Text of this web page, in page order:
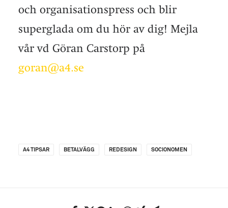
och organisationspress och blir
superglada om du hör av dig! Mejla
vår vd Göran Carstorp på
goran@a4.se
A4 TIPSAR BETALVÄGG REDESIGN SOCIONOMEN